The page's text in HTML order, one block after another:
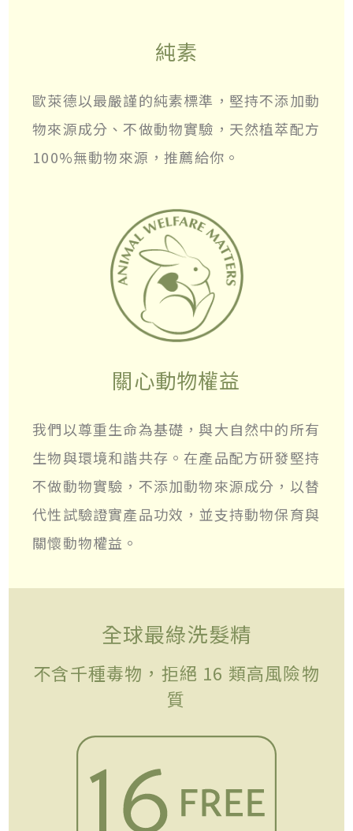
純素
歐萊德以最嚴謹的純素標準，堅持不添加動
物來源成分、不做動物實驗，天然植萃配方
100%無動物來源，推薦給你。
關心動物權益
我們以尊重生命為基礎，與大自然中的所有
生物與環境和諧共存。在產品配方研發堅持
不做動物實驗，不添加動物來源成分，以替
代性試驗證實產品功效，並支持動物保育與
關懷動物權益。
全球最綠洗髮精
不含千種毒物，拒絕 16 類高風險物
質